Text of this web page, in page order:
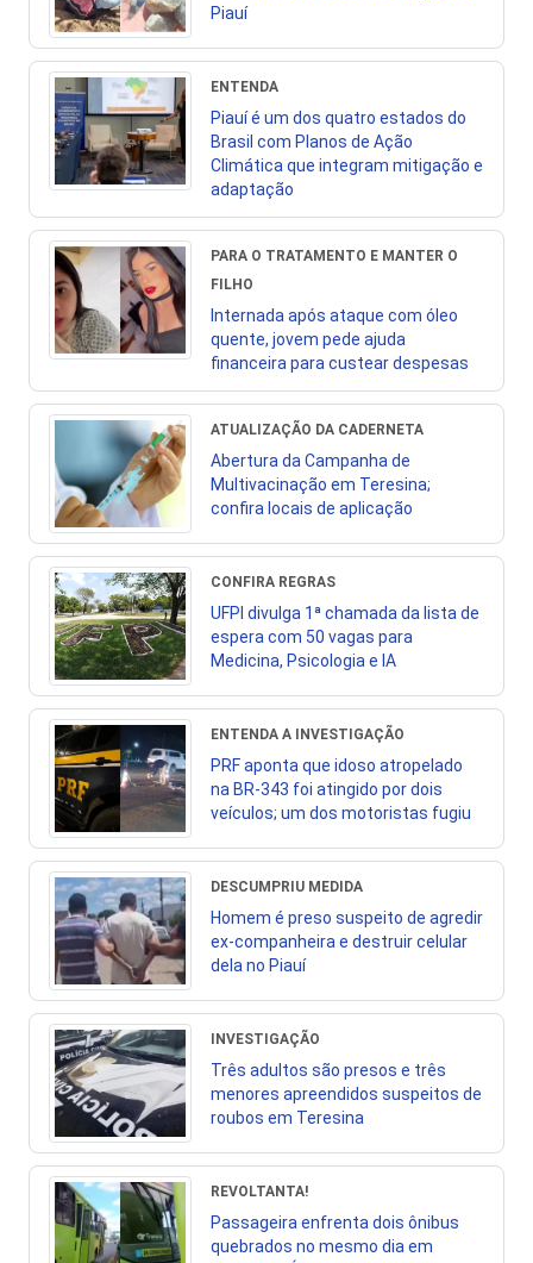
Piauí
ENTENDA
Piauí é um dos quatro estados do
Brasil com Planos de Ação
Climática que integram mitigação e
adaptação
PARA O TRATAMENTO E MANTER O
FILHO
Internada após ataque com óleo
quente, jovem pede ajuda
financeira para custear despesas
ATUALIZAÇÃO DA CADERNETA
Abertura da Campanha de
Multivacinação em Teresina;
confira locais de aplicação
CONFIRA REGRAS
UFPI divulga 1ª chamada da lista de
espera com 50 vagas para
Medicina, Psicologia e IA
ENTENDA A INVESTIGAÇÃO
PRF aponta que idoso atropelado
na BR-343 foi atingido por dois
veículos; um dos motoristas fugiu
DESCUMPRIU MEDIDA
Homem é preso suspeito de agredir
ex-companheira e destruir celular
dela no Piauí
INVESTIGAÇÃO
Três adultos são presos e três
menores apreendidos suspeitos de
roubos em Teresina
REVOLTANTA!
Passageira enfrenta dois ônibus
quebrados no mesmo dia em